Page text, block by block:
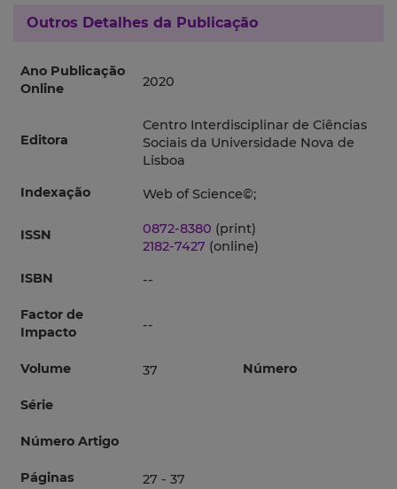
Outros Detalhes da Publicação
Ano Publicação
Online
2020
Editora
Centro Interdisciplinar de Ciências
Sociais da Universidade Nova de
Lisboa
Indexação
Web of Science©;
ISSN 0872-8380 (print)
2182-7427 (online)
ISBN
--
Factor de
Impacto
--
Volume 37 Número
Série
Número Artigo
Páginas 27 - 37